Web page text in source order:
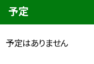
予定
予定はありません